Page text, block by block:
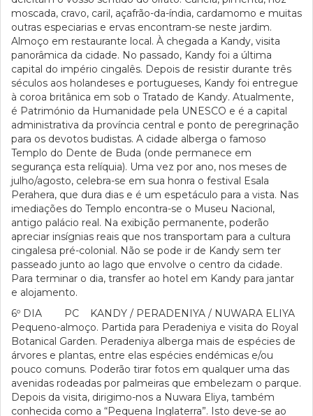
moscada, cravo, caril, açafrão-da-índia, cardamomo e muitas
outras especiarias e ervas encontram-se neste jardim.
Almoço em restaurante local. À chegada a Kandy, visita
panorâmica da cidade. No passado, Kandy foi a última
capital do império cingalês. Depois de resistir durante três
séculos aos holandeses e portugueses, Kandy foi entregue
à coroa britânica em sob o Tratado de Kandy. Atualmente,
é Património da Humanidade pela UNESCO e é a capital
administrativa da província central e ponto de peregrinação
para os devotos budistas. A cidade alberga o famoso
Templo do Dente de Buda (onde permanece em
segurança esta relíquia). Uma vez por ano, nos meses de
julho/agosto, celebra-se em sua honra o festival Esala
Perahera, que dura dias e é um espetáculo para a vista. Nas
imediações do Templo encontra-se o Museu Nacional,
antigo palácio real. Na exibição permanente, poderão
apreciar insígnias reais que nos transportam para a cultura
cingalesa pré-colonial. Não se pode ir de Kandy sem ter
passeado junto ao lago que envolve o centro da cidade.
Para terminar o dia, transfer ao hotel em Kandy para jantar
e alojamento.
6º DIA PC KANDY / PERADENIYA / NUWARA ELIYA
Pequeno-almoço. Partida para Peradeniya e visita do Royal
Botanical Garden. Peradeniya alberga mais de espécies de
árvores e plantas, entre elas espécies endémicas e/ou
pouco comuns. Poderão tirar fotos em qualquer uma das
avenidas rodeadas por palmeiras que embelezam o parque.
Depois da visita, dirigimo-nos a Nuwara Eliya, também
conhecida como a “Pequena Inglaterra”. Isto deve-se ao